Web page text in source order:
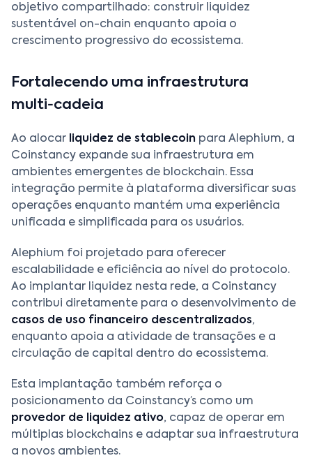
objetivo compartilhado: construir liquidez
sustentável on-chain enquanto apoia o
crescimento progressivo do ecossistema.
Fortalecendo uma infraestrutura
multi‑cadeia
Ao alocar liquidez de stablecoin para Alephium, a
Coinstancy expande sua infraestrutura em
ambientes emergentes de blockchain. Essa
integração permite à plataforma diversificar suas
operações enquanto mantém uma experiência
unificada e simplificada para os usuários.
Alephium foi projetado para oferecer
escalabilidade e eficiência ao nível do protocolo.
Ao implantar liquidez nesta rede, a Coinstancy
contribui diretamente para o desenvolvimento de
casos de uso financeiro descentralizados,
enquanto apoia a atividade de transações e a
circulação de capital dentro do ecossistema.
Esta implantação também reforça o
posicionamento da Coinstancy’s como um
provedor de liquidez ativo, capaz de operar em
múltiplas blockchains e adaptar sua infraestrutura
a novos ambientes.